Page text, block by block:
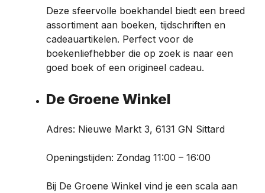
Deze sfeervolle boekhandel biedt een breed
assortiment aan boeken, tijdschriften en
cadeauartikelen. Perfect voor de
boekenliefhebber die op zoek is naar een
goed boek of een origineel cadeau.
De Groene Winkel
Adres: Nieuwe Markt 3, 6131 GN Sittard
Openingstijden: Zondag 11:00 – 16:00
Bij De Groene Winkel vind je een scala aan